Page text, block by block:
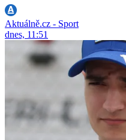
Aktuálně.cz - Sport
dnes, 11:51